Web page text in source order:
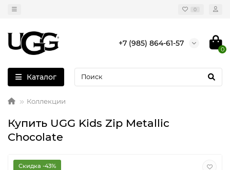
0
+7 (985) 864-61-57
0
Каталог
Коллекции
Купить UGG Kids Zip Metallic
Chocolate
Скидка -43%